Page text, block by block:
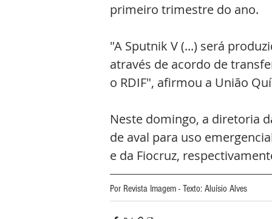
primeiro trimestre do ano.
"A Sputnik V (...) será
através de acordo de
o RDIF", afirmou a União
Neste domingo, a diretoria
de aval para uso
e da Fiocruz,
Por Revista Imagem - Texto: Aluísio Alves